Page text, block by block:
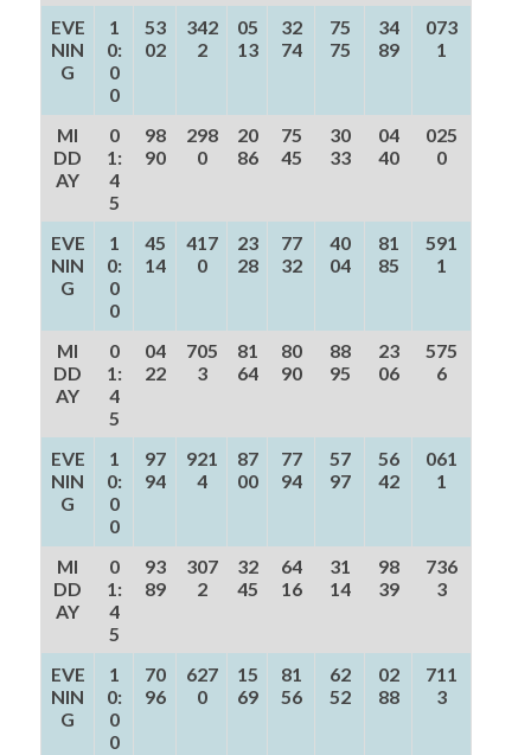
EVE
NIN
G
1
0:
0
0
53
02
342
2
05
13
32
74
75
75
34
89
073
1
MI
DD
AY
0
1:
4
5
98
90
298
0
20
86
75
45
30
33
04
40
025
0
EVE
NIN
G
1
0:
0
0
45
14
417
0
23
28
77
32
40
04
81
85
591
1
MI
DD
AY
0
1:
4
5
04
22
705
3
81
64
80
90
88
95
23
06
575
6
EVE
NIN
G
1
0:
0
0
97
94
921
4
87
00
77
94
57
97
56
42
061
1
MI
DD
AY
0
1:
4
5
93
89
307
2
32
45
64
16
31
14
98
39
736
3
EVE
NIN
G
1
0:
0
0
70
96
627
0
15
69
81
56
62
52
02
88
711
3